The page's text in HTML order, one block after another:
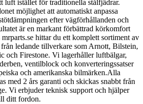
luft istället för traditionella stålfjädrar.
möjlighet att automatiskt anpassa
efter vägförhållanden och
är en markant förbättrad körkomfort
hittar du ett komplett sortiment av
ledande tillverkare som Arnott, Bilstein,
och Firestone. Vi lagerhåller luftbälgar,
ventilblock och konverteringssatser
och amerikanska bilmärken.Alla
med 2 års garanti och skickas snabbt från
Vi erbjuder teknisk support och hjälper
ditt fordon.